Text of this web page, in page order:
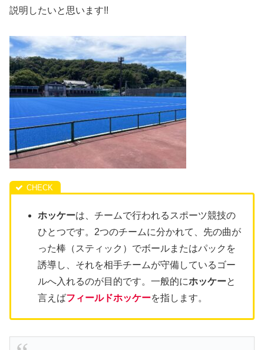
説明したいと思います!!
ホッケーは、チームで行われるスポーツ競技の
ひとつです。2つのチームに分かれて、先の曲が
った棒（スティック）でボールまたはパックを
誘導し、それを相手チームが守備しているゴー
ルへ入れるのが目的です。一般的にホッケーと
言えばフィールドホッケーを指します。